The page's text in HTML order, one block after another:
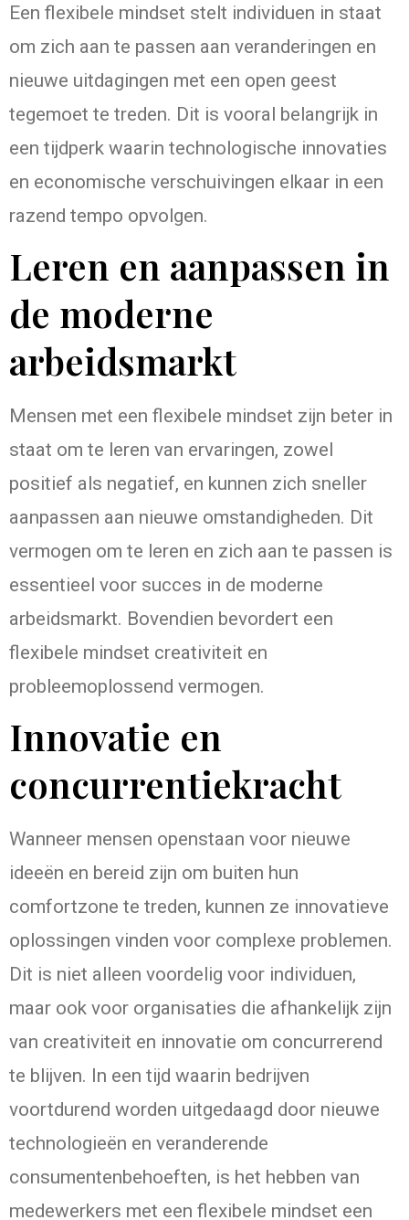
Een flexibele mindset stelt individuen in staat
om zich aan te passen aan veranderingen en
nieuwe uitdagingen met een open geest
tegemoet te treden. Dit is vooral belangrijk in
een tijdperk waarin technologische innovaties
en economische verschuivingen elkaar in een
razend tempo opvolgen.
Leren en aanpassen in
de moderne
arbeidsmarkt
Mensen met een flexibele mindset zijn beter in
staat om te leren van ervaringen, zowel
positief als negatief, en kunnen zich sneller
aanpassen aan nieuwe omstandigheden. Dit
vermogen om te leren en zich aan te passen is
essentieel voor succes in de moderne
arbeidsmarkt. Bovendien bevordert een
flexibele mindset creativiteit en
probleemoplossend vermogen.
Innovatie en
concurrentiekracht
Wanneer mensen openstaan voor nieuwe
ideeën en bereid zijn om buiten hun
comfortzone te treden, kunnen ze innovatieve
oplossingen vinden voor complexe problemen.
Dit is niet alleen voordelig voor individuen,
maar ook voor organisaties die afhankelijk zijn
van creativiteit en innovatie om concurrerend
te blijven. In een tijd waarin bedrijven
voortdurend worden uitgedaagd door nieuwe
technologieën en veranderende
consumentenbehoeften, is het hebben van
medewerkers met een flexibele mindset een